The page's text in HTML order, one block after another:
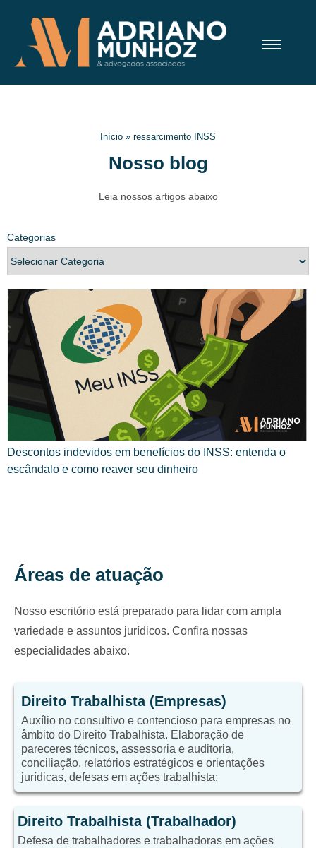
Início » ressarcimento INSS
Nosso blog
Leia nossos artigos abaixo
Categorias
Descontos indevidos em benefícios do INSS: entenda o
escândalo e como reaver seu dinheiro
Áreas de atuação
Nosso escritório está preparado para lidar com ampla
variedade e assuntos jurídicos. Confira nossas
especialidades abaixo.
Direito Trabalhista (Empresas)
Auxílio no consultivo e contencioso para empresas no
âmbito do Direito Trabalhista. Elaboração de
pareceres técnicos, assessoria e auditoria,
conciliação, relatórios estratégicos e orientações
jurídicas, defesas em ações trabalhista;
Direito Trabalhista (Trabalhador)
Defesa de trabalhadores e trabalhadoras em ações